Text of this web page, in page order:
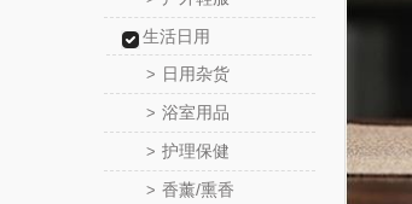
生活日用
> 日用杂货
> 浴室用品
> 护理保健
> 香薰/熏香